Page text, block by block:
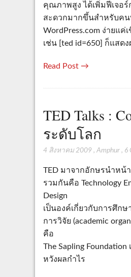
คุณภาพสูง ได้เพิ่มฟีเจอร์
สะดวกมากขึ้นสำหรับค
WordPress.com ง่ายแค่
เช่น [ted id=650] ก็แสด
Read Post →
TED Talks :
ระดับโลก
4 สิงหาคม 2009 , Amphur, 6
TED มาจากอักษรนำหน้
รวมกันคือ Technology
Design
เป็นองค์เกี่ยวกับการศึกษ
การวิจัย (academic
คือ
The Sapling
หวังผลกำไร